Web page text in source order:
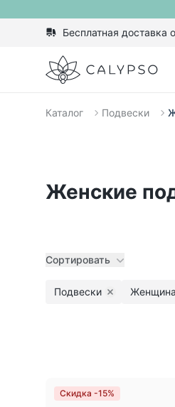
Бесплатная доставка
Calypso
Каталог Подвески
Женские
Сортировать
Подвески Remove filter
Скидка -15%